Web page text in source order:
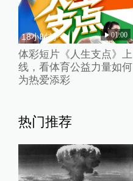
18小时前 01:00
体彩短片《人生支点》上
线，看体育公益力量如何
为热爱添彩
热门推荐